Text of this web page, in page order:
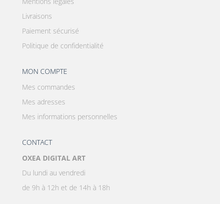
Livraisons
Paiement sécurisé
Politique de confidentialité
MON COMPTE
Mes commandes
Mes adresses
Mes informations personnelles
CONTACT
OXEA DIGITAL ART
Du lundi au vendredi
de 9h à 12h et de 14h à 18h